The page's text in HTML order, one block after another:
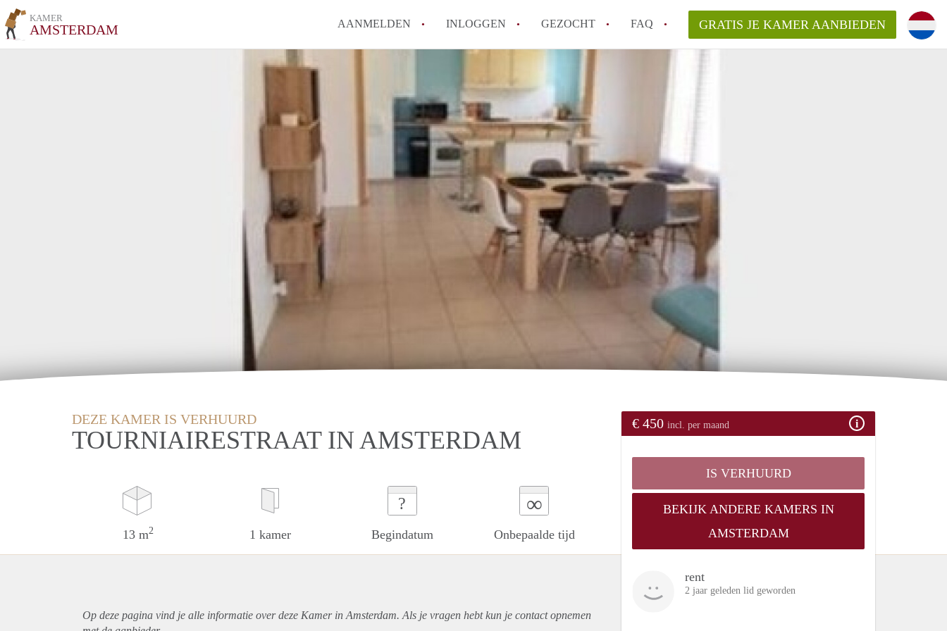
KAMER
AMSTERDAM AANMELDEN INLOGGEN GEZOCHT FAQ
Amsterdam?
Wat zijn de opzegtermijnen bij een kamer in Amsterdam?
Wat zijn de populairste zoektermen voor een kamer in Amsterdam en wat
Wat is een studentenkamer in Amsterdam?
Waarom geen bemiddelingskosten voor de huurder?
Alle veelgestelde vragen
GRATIS JE KAMER AANBIEDEN
DEZE KAMER IS VERHUURD
TOURNIAIRESTRAAT IN AMSTERDAM
13 m2 1 kamer
?
Begindatum
∞
Onbepaalde tijd
€ 450 incl. per maand
IS VERHUURD
BEKIJK ANDERE KAMERS IN
AMSTERDAM
rent
2 jaar geleden lid geworden
Op deze pagina vind je alle informatie over deze Kamer in Amsterdam. Als je vragen hebt kun je contact opnemen